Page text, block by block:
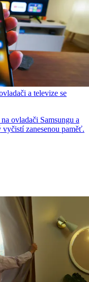
a televize se
ovladači Samsungu a
zanesenou paměť.